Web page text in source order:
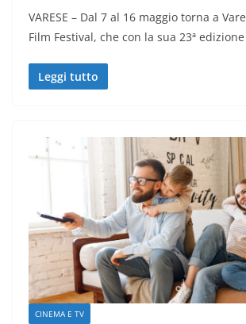
VARESE – Dal 7 al 16 maggio torna a
Film Festival, che con la sua 23ª
Leggi tutto
CINEMA E TV